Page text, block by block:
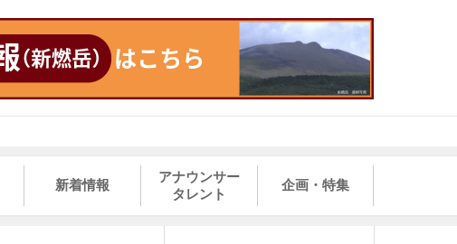
新着情報
アナウンサー
タレント
企画・特集